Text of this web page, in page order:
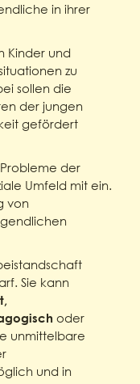
in ihrer
Kinder und
zu
sollen die
der jungen
gefördert
der
Umfeld mit ein.
von
Sie kann
oder
unmittelbare
und in